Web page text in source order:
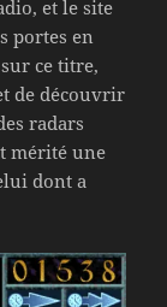
et le site
portes en
ce titre,
de découvrir
radars
mérité une
dont a